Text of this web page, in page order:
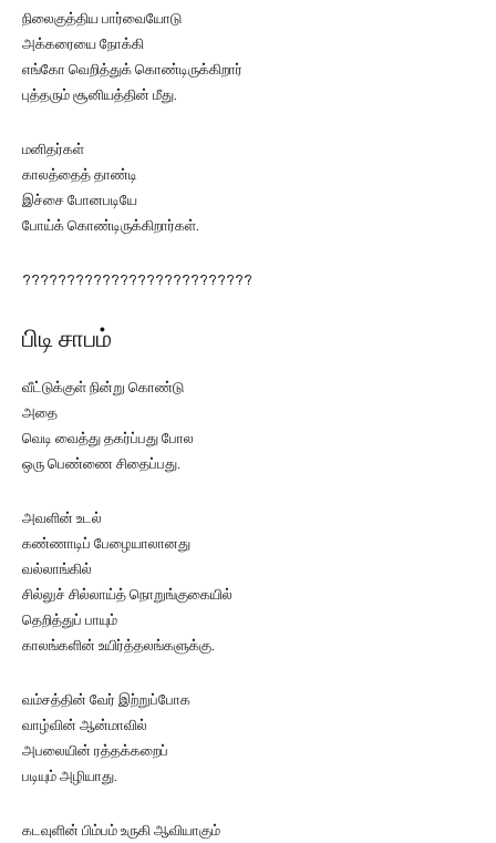
நிலைகுத்திய பார்வையோடு
அக்கரையை நோக்கி
எங்கோ வெறித்துக் கொண்டிருக்கிறார்
புத்தரும் சூனியத்தின் மீது.
மனிதர்கள்
காலத்தைத் தாண்டி
இச்சை போனபடியே
போய்க் கொண்டிருக்கிறார்கள்.
??????????????????????????
பிடி சாபம்
வீட்டுக்குள் நின்று கொண்டு
அதை
வெடி வைத்து தகர்ப்பது போல
ஒரு பெண்ணை சிதைப்பது.
அவளின் உடல்
கண்ணாடிப் பேழையாலானது
வல்லாங்கில்
சில்லுச் சில்லாய்த் நொறுங்குகையில்
தெறித்துப் பாயும்
காலங்களின் உயிர்த்தலங்களுக்கு.
வம்சத்தின் வேர் இற்றுப்போக
வாழ்வின் ஆன்மாவில்
அபலையின் ரத்தக்கறைப்
படியும் அழியாது.
கடவுளின் பிம்பம் உருகி ஆவியாகும்